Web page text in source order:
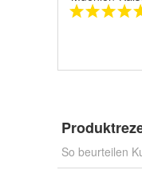
So beurteilen